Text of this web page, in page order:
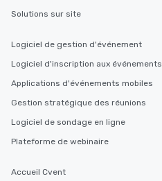
Solutions sur site
Logiciel de gestion d'événement
Logiciel d'inscription aux événements
Applications d'événements mobiles
Gestion stratégique des réunions
Logiciel de sondage en ligne
Plateforme de webinaire
Accueil Cvent